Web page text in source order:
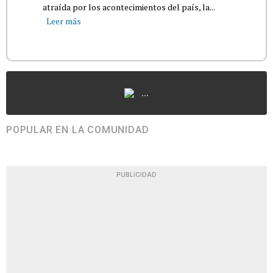
atraída por los acontecimientos del país, la...
Leer más
...
POPULAR EN LA COMUNIDAD
PUBLICIDAD